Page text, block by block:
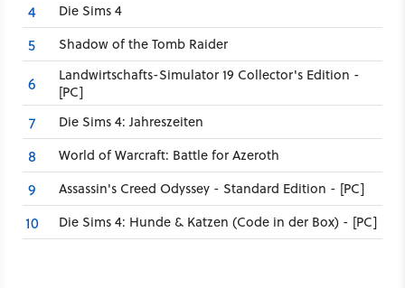
4 Die Sims 4
5 Shadow of the Tomb Raider
6
Landwirtschafts-Simulator 19 Collector's Edition -
[PC]
7 Die Sims 4: Jahreszeiten
8 World of Warcraft: Battle for Azeroth
9 Assassin's Creed Odyssey - Standard Edition - [PC]
10 Die Sims 4: Hunde & Katzen (Code in der Box) - [PC]